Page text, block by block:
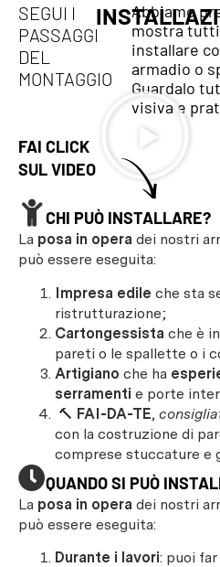
SEGUI I
PASSAGGI
DEL
MONTAGGIO
Abbiamo
mostra
installare
armadio o
Guardalo
visiva e
FAI CLICK
SUL VIDEO
CHI PUÒ INSTALLARE?
La posa in opera dei nostri
può essere eseguita:
Impresa edile che sta
ristrutturazione;
Cartongessista che è
pareti o le spallette o i
Artigiano che ha
serramenti e porte
🔨 FAI-DA-TE,
con la costruzione di
comprese stuccature e
QUANDO SI PUÒ
La posa in opera dei nostri
può essere eseguita:
Durante i lavori: puoi far